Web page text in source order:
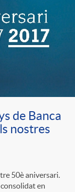
de Banca
nostres
50è aniversari.
en